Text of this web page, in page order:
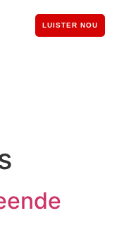
LUISTER NOU